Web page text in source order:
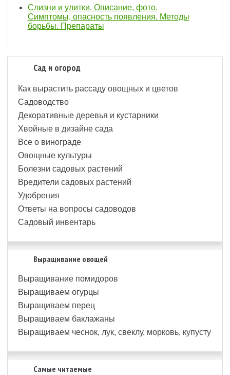
Слизни и улитки. Описание, фото.
Симптомы, опасность появления. Методы
борьбы. Препараты
Сад и огород
Как вырастить рассаду овощных и цветов
Садоводство
Декоративные деревья и кустарники
Хвойные в дизайне сада
Все о винограде
Овощные культуры
Болезни садовых растений
Вредители садовых растений
Удобрения
Ответы на вопросы садоводов
Садовый инвентарь
Выращивание овощей
Выращивание помидоров
Выращиваем огурцы
Выращиваем перец
Выращиваем баклажаны
Выращиваем чеснок, лук, свеклу, морковь, купусту
Самые читаемые